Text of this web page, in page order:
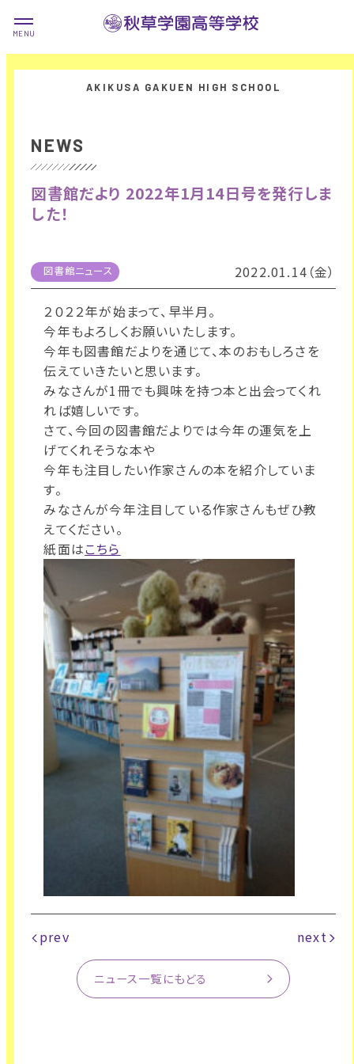
NEWS
図書館だより 2022年1月14日号を発行しま
した！
図書館ニュース 2022.01.14（金）
２０２２年が始まって、早半月。
今年もよろしくお願いいたします。
今年も図書館だよりを通じて、本のおもしろさを
伝えていきたいと思います。
みなさんが1冊でも興味を持つ本と出会ってくれ
れば嬉しいです。
さて、今回の図書館だよりでは今年の運気を上
げてくれそうな本や
今年も注目したい作家さんの本を紹介していま
す。
みなさんが今年注目している作家さんもぜひ教
えてください。
紙面はこちら
prev next
ニュース一覧にもどる